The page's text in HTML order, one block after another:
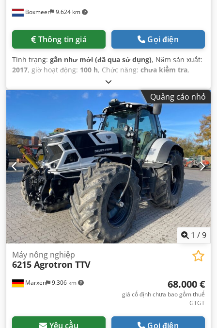
Boxmeer 9.624 km
Thông tin giá Gọi điện
Tình trạng: gần như mới (đã qua sử dụng), Năm sản xuất:
2017, giờ hoạt động: 100 h, Chức năng: chưa kiểm tra,
102 kW (138,68 mã lực)
số xi lanh:4, trọng lượng tổng cộng:555 kg, loại làm mát:
Quảng cáo nhỏ
1 /9
Marxen 9.306 km
Máy nông nghiệp
6215 Agrotron TTV
68.000 €
giá cố định chưa bao gồm thuế
GTGT
Yêu cầu Gọi điện